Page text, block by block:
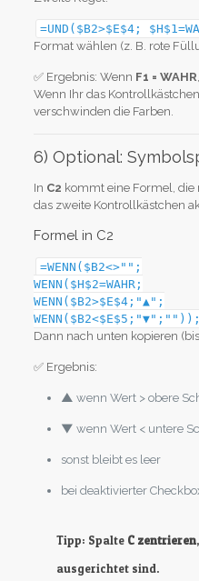
=UND($B2>$E$4;
Format wählen (z. B. rote
✅ Ergebnis: Wenn F1 = WAHR
Wenn Ihr das
verschwinden die Farben.
6) Optional:
In C2 kommt eine Formel,
das zweite Kontrollkästchen
Formel in C2
=WENN($B2<>"";
WENN($H$2=WAHR;
WENN($B2>$E$4;"▲";
WENN($B2<$E$5;"▼";""));
Dann nach unten kopieren
✅ Ergebnis:
▲ wenn Wert > obere
▼ wenn Wert < untere
sonst bleibt es leer
bei deaktivierter
Tipp: Spalte C zentrieren
ausgerichtet sind.